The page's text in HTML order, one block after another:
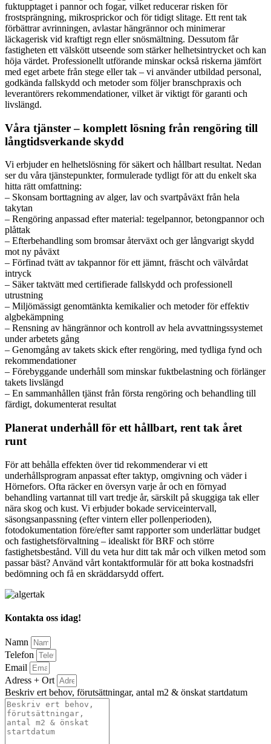
fuktupptaget i pannor och fogar, vilket reducerar risken för
frostsprängning, mikro­sprickor och för tidigt slitage. Ett rent tak
förbättrar avrinningen, avlastar hängrännor och minimerar
läckagerisk vid kraftigt regn eller snösmältning. Dessutom får
fastigheten ett välskött utseende som stärker helhetsintrycket och kan
höja värdet. Professionellt utförande minskar också riskerna jämfört
med eget arbete från stege eller tak – vi använder utbildad personal,
godkända fallskydd och metoder som följer branschpraxis och
leverantörers rekommendationer, vilket är viktigt för garanti och
livslängd.
Våra tjänster – komplett lösning från rengöring till
långtidsverkande skydd
Vi erbjuder en helhetslösning för säkert och hållbart resultat. Nedan
ser du våra tjänstepunkter, formulerade tydligt för att du enkelt ska
hitta rätt omfattning:
– Skonsam borttagning av alger, lav och svartpåväxt från hela
takytan
– Rengöring anpassad efter material: tegelpannor, betongpannor och
plåttak
– Efterbehandling som bromsar återväxt och ger långvarigt skydd
mot ny påväxt
– Förfinad tvätt av takpannor för ett jämnt, fräscht och välvårdat
intryck
– Säker taktvätt med certifierade fallskydd och professionell
utrustning
– Miljömässigt genomtänkta kemikalier och metoder för effektiv
algbekämpning
– Rensning av hängrännor och kontroll av hela avvattningssystemet
under arbetets gång
– Genomgång av takets skick efter rengöring, med tydliga fynd och
rekommendationer
– Förebyggande underhåll som minskar fuktbelastning och förlänger
takets livslängd
– En sammanhållen tjänst från första rengöring och behandling till
färdigt, dokumenterat resultat
Planerat underhåll för ett hållbart, rent tak året
runt
För att behålla effekten över tid rekommenderar vi ett
underhållsprogram anpassat efter taktyp, omgivning och väder i
Hörnefors. Ofta räcker en översyn varje år och en förnyad
behandling vartannat till vart tredje år, särskilt på skuggiga tak eller
nära skog och kust. Vi erbjuder bokade serviceintervall,
säsongsanpassning (efter vintern eller pollenperioden),
fotodokumentation före/efter samt rapporter som underlättar budget
och fastighetsförvaltning – idealiskt för BRF och större
fastighetsbestånd. Vill du veta hur ditt tak mår och vilken metod som
passar bäst? Använd vårt kontaktformulär för att boka kostnadsfri
bedömning och få en skräddarsydd offert.
Kontakta oss idag!
Namn
Telefon
Email
Adress + Ort
Beskriv ert behov, förutsättningar, antal m2 & önskat startdatum